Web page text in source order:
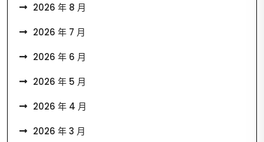
2026 年 8 月
2026 年 7 月
2026 年 6 月
2026 年 5 月
2026 年 4 月
2026 年 3 月